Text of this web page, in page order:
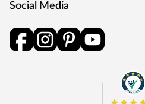
Social Media